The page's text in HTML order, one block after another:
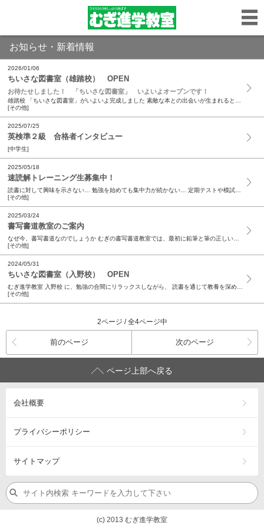
お知らせ・新着情報
2026/01/06
ちいさな図書室（雄踏校） OPEN
お待たせしました！ 「ちいさな図書室」 いよいよオープンです！
[その他]
2025/07/25
英検準２級 合格者インタビュー
[中学生]
2025/05/18
速読解トレーニング生募集中！
[その他]
2025/03/24
書写書道教室のご案内
[その他]
2024/05/31
ちいさな図書室（入野校） OPEN
むぎ進学教室 入野校 に、勉強の合間にリラックスしながら、 読書を通じて教養を深める「ちいさな図書室」がOPENしました！ ...
[その他]
2ページ / 全4ページ中
前のページ 次のページ
ページ上部へ戻る
会社概要
プライバシーポリシー
サイトマップ
(c) 2013 むぎ進学教室